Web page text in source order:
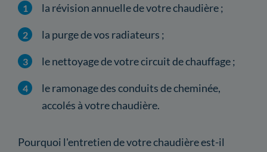
la révision annuelle de votre chaudière ;
la purge de vos radiateurs ;
le nettoyage de votre circuit de chauffage ;
le ramonage des conduits de cheminée,
accolés à votre chaudière.
Pourquoi l'entretien de votre chaudière est-il